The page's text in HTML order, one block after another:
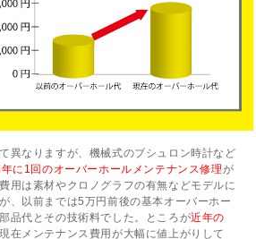
異なりますが、機械式のブシュロン時計など
に1回のオーバーホールメンテナンス修理が
用は素材やクロノグラフの有無などモデルに
、以前までは5万円前後の基本オーバーホー
品代とその技術料でした。ところが近年の
在メンテナンス費用が大幅に値上がりして